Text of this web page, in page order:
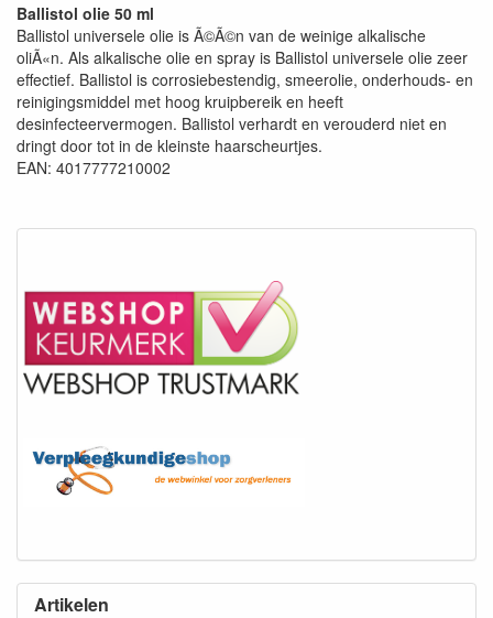
Artikelen
Ballistol olie 50 ml
Ballistol universele olie is Ã©Ã©n van de weinige alkalische
oliÃ«n. Als alkalische olie en spray is Ballistol universele olie zeer
effectief. Ballistol is corrosiebestendig, smeerolie, onderhouds- en
reinigingsmiddel met hoog kruipbereik en heeft
desinfecteervermogen. Ballistol verhardt en verouderd niet en
dringt door tot in de kleinste haarscheurtjes.
EAN: 4017777210002